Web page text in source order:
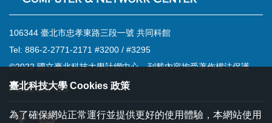
106344 臺北市忠孝東路三段一號 共同科館
Tel: 886-2-2771-2171 #3200 / #3295
©2022 國立臺北科技大學計網中心，刊載內容均受著作權法保護
FOLLOW US
臺北科技大學 Cookies 政策
為了確保網站正常運行並提供更好的使用體驗，本網站使用